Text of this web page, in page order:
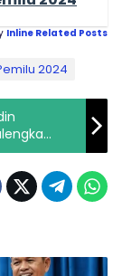
Inline Related Posts
2024